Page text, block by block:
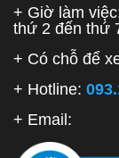
+ Giờ làm
thứ 2 đến thứ
+ Có chỗ để
+ Hotline:
+ Email: